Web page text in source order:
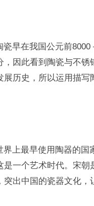
早在我国公元前8000
因此看到陶瓷与不锈
历史，所以运用描
上最早使用陶器的国
一个艺术时代。宋朝
出中国的瓷器文化，